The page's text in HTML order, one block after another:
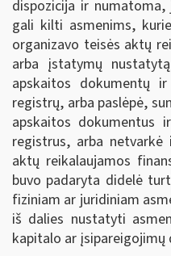
dispozicija ir
gali kilti asmenims,
organizavo teisės aktų
arba įstatymų
apskaitos dokumentų
registrų, arba paslėpė,
apskaitos dokumentus
registrus, arba netvarkė
aktų reikalaujamos
buvo padaryta didelė
fiziniam ar juridiniam
iš dalies nustatyti
kapitalo ar